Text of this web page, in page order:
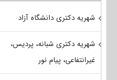
شهریه دکتری دانشگاه آزاد
شهریه دکتری شبانه، پردیس،
غیرانتفاعی، پیام نور